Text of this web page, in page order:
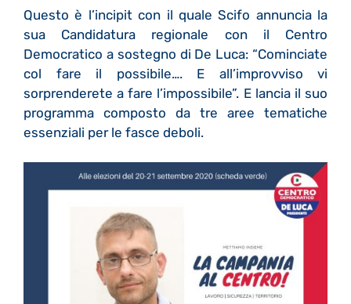
Questo è l’incipit con il quale Scifo annuncia la
sua Candidatura regionale con il Centro
Democratico a sostegno di De Luca: “Cominciate
col fare il possibile…. E all’improvviso vi
sorprenderete a fare l’impossibile”. E lancia il suo
programma composto da tre aree tematiche
essenziali per le fasce deboli.